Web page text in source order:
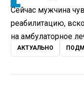
Сейчас мужчина
реабилитацию,
на амбулаторное
АКТУАЛЬНО